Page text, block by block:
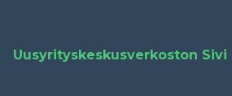
Uusyrityskeskusverkoston Sivi